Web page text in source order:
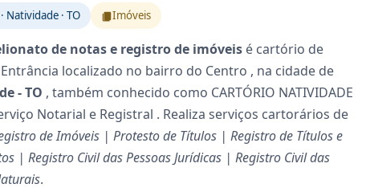
Natividade · TO Imóveis
de notas e registro de imóveis é cartório de
localizado no bairro do Centro , na cidade de
- TO , também conhecido como CARTÓRIO NATIVIDADE
Notarial e Registral . Realiza serviços cartorários de
de Imóveis | Protesto de Títulos | Registro de Títulos e
| Registro Civil das Pessoas Jurídicas | Registro Civil das
.